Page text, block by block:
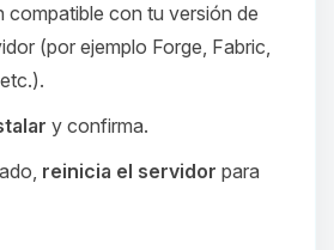
compatible con tu versión de
(por ejemplo Forge, Fabric,
y confirma.
reinicia el servidor para